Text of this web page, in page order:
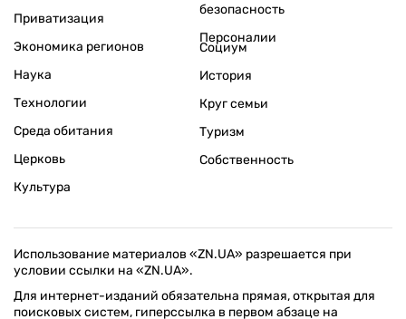
Приватизация
Экономика регионов
безопасность
Персоналии
Наука
Технологии
Среда обитания
Церковь
Культура
Социум
История
Круг семьи
Туризм
Собственность
Использование материалов «ZN.UA» разрешается при
условии ссылки на «ZN.UA».
Для интернет-изданий обязательна прямая, открытая для
поисковых систем, гиперссылка в первом абзаце на